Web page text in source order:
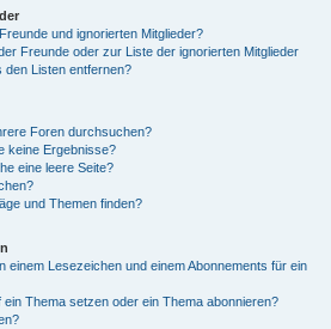
und ignorierten Mitglieder?
Freunde oder zur Liste der ignorierten Mitglieder
den Listen entfernen?
Foren durchsuchen?
keine Ergebnisse?
eine leere Seite?
und Themen finden?
einem Lesezeichen und einem Abonnements für ein
Thema setzen oder ein Thema abonnieren?